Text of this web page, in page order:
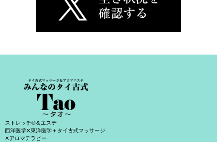
ストレッチ®＆エステ
西洋医学✕東洋医学＋タイ古式マッサージ
✕アロマテラピー